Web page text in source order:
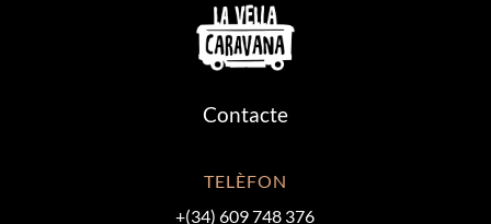
Contacte
TELÈFON
+(34) 609 748 376